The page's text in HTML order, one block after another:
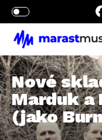
Nové
Marduk a
(jako